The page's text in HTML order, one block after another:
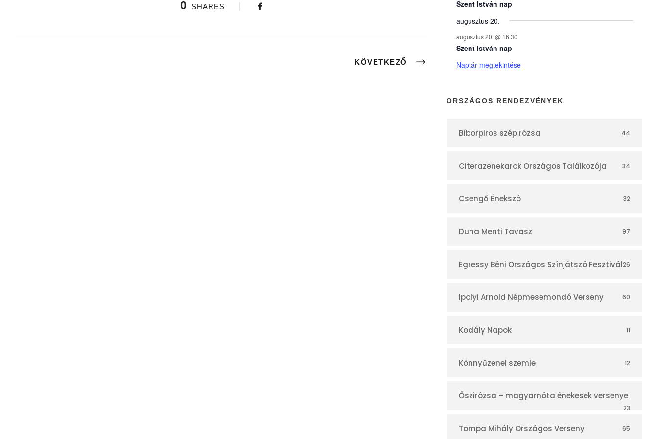
0 SHARES
KÖVETKEZŐ
y
e
k
n
a
á
r
Szent István nap
augusztus 20.
augusztus 20. @ 16:30
Szent István nap
Naptár megtekintése
ORSZÁGOS RENDEZVÉNYEK
Bíborpiros szép rózsa 44
Citerazenekarok Országos Találkozója 34
Csengő Énekszó 32
Duna Menti Tavasz 97
Egressy Béni Országos Színjátszó Fesztivál26
Ipolyi Arnold Népmesemondó Verseny 60
Kodály Napok 11
Könnyűzenei szemle 12
Őszirózsa – magyarnóta énekesek versenye
23
Tompa Mihály Országos Verseny 65